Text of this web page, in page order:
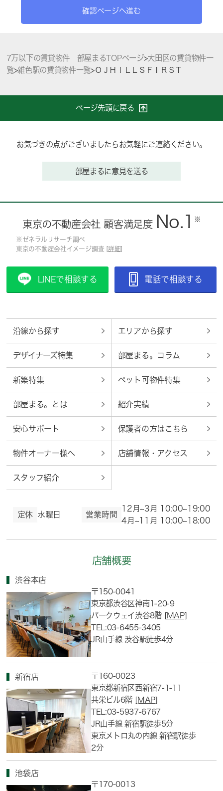
確認ページへ進む
7万以下の賃貸物件 部屋まるTOPページ>大田区の賃貸物件一
覧>雑色駅の賃貸物件一覧>ＯＪＨＩＬＬＳＦＩＲＳＴ
ページ先頭に戻る
お気づきの点がございましたらお気軽にご連絡ください。
部屋まるに意見を送る
東京の不動産会社 顧客満足度 No.1 ※
※ゼネラルリサーチ調べ
東京の不動産会社イメージ調査 [詳細]
LINEで相談する 電話で相談する
沿線から探す エリアから探す
デザイナーズ特集 部屋まる。コラム
新築特集 ペット可物件特集
部屋まる。とは 紹介実績
安心サポート 保護者の方はこちら
物件オーナー様へ 店舗情報・アクセス
スタッフ紹介
定休 水曜日 営業時間
12月~3月 10:00~19:00
4月~11月 10:00~18:00
店舗概要
渋谷本店
〒150-0041
東京都渋谷区神南1-20-9
パークウェイ渋谷8階 [MAP]
TEL:03-6455-3405
JR山手線 渋谷駅徒歩4分
新宿店
〒160-0023
東京都新宿区西新宿7-1-11
共栄ビル6階 [MAP]
TEL:03-5937-6767
JR山手線 新宿駅徒歩5分
東京メトロ丸の内線 新宿駅徒歩
2分
池袋店
〒170-0013